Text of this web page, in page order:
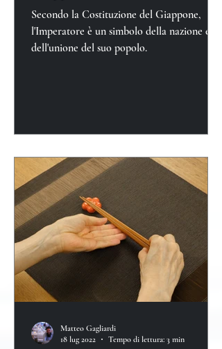
Secondo la Costituzione del Giappone,
l'Imperatore è un simbolo della nazione e
dell'unione del suo popolo.
Matteo Gagliardi
18 lug 2022
Tempo di lettura: 3 min